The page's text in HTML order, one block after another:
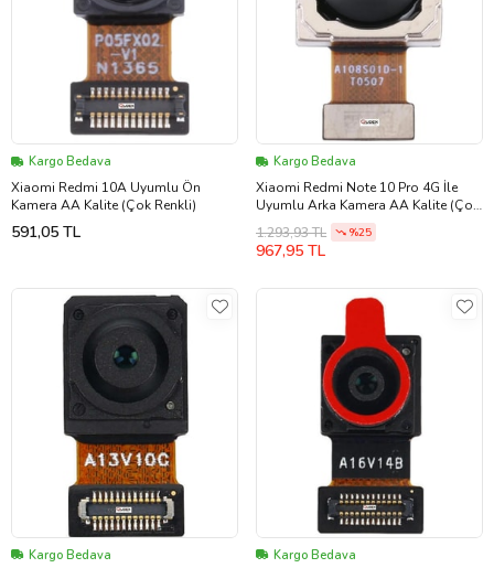
Kargo Bedava
Xiaomi Redmi 10A Uyumlu Ön
Kamera AA Kalite (Çok Renkli)
591,05 TL
Kargo Bedava
Xiaomi Redmi Note 10 Pro 4G İle
Uyumlu Arka Kamera AA Kalite (Çok
Renkli)
1.293,93 TL %25
967,95 TL
Kargo Bedava Kargo Bedava